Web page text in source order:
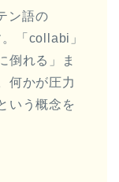
ン語の
「collabi」
倒れる」ま
何かが圧力
いう概念を